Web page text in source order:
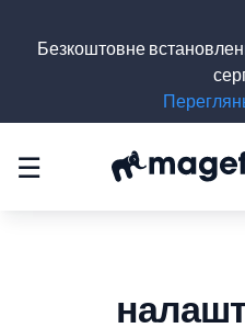
☰
Безкоштовне